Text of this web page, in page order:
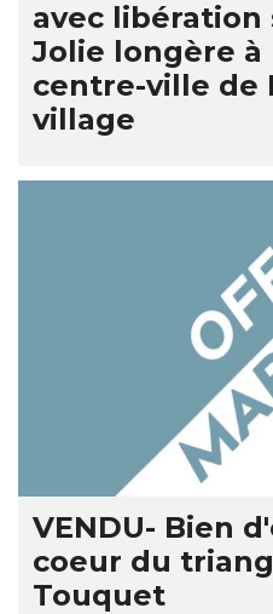
avec libération
Jolie longère
centre-ville de
village
VENDU- Bien
coeur du
Touquet